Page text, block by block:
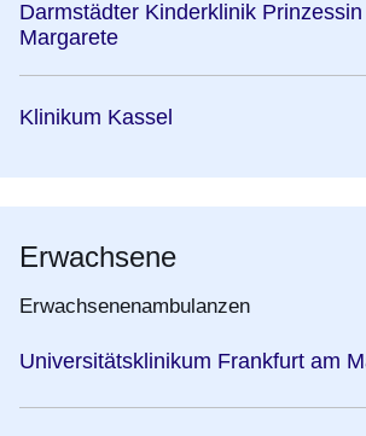
Darmstädter Kinderklinik Prinzessin
Margarete
Klinikum Kassel
Erwachsene
Erwachsenenambulanzen
Universitätsklinikum Frankfurt am